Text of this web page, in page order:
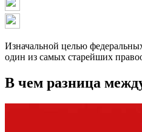
Изначальной целью
один из самых старейших
В чем разница